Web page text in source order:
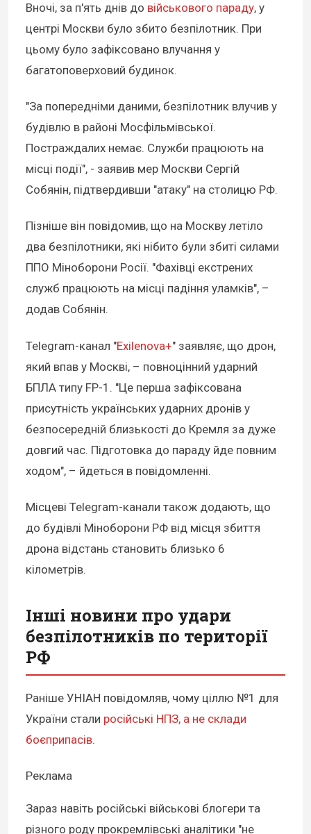
Вночі, за п'ять днів до військового параду, у
центрі Москви було збито безпілотник. При
цьому було зафіксовано влучання у
багатоповерховий будинок.
"За попередніми даними, безпілотник влучив у
будівлю в районі Мосфільмівської.
Постраждалих немає. Служби працюють на
місці події", - заявив мер Москви Сергій
Собянін, підтвердивши "атаку" на столицю РФ.
Пізніше він повідомив, що на Москву летіло
два безпілотники, які нібито були збиті силами
ППО Міноборони Росії. "Фахівці екстрених
служб працюють на місці падіння уламків", –
додав Собянін.
Telegram-канал "Exilenova+" заявляє, що дрон,
який впав у Москві, – повноцінний ударний
БПЛА типу FP-1. "Це перша зафіксована
присутність українських ударних дронів у
безпосередній близькості до Кремля за дуже
довгий час. Підготовка до параду йде повним
ходом", – йдеться в повідомленні.
Місцеві Telegram-канали також додають, що
до будівлі Міноборони РФ від місця збиття
дрона відстань становить близько 6
кілометрів.
Інші новини про удари
безпілотників по території
РФ
Раніше УНІАН повідомляв, чому ціллю №1 для
України стали російські НПЗ, а не склади
боєприпасів.
Реклама
Зараз навіть російські військові блогери та
різного роду прокремлівські аналітики "не